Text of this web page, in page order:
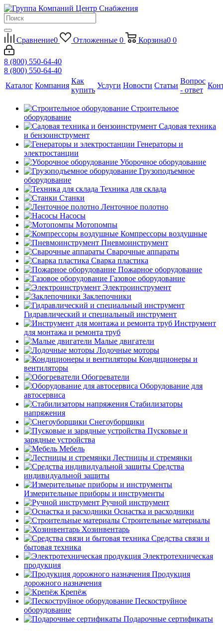
Сравнение0 Отложенные 0 Корзина0 0
8 (800) 550-64-40
8 (800) 550-64-40
Каталог Компания
Как
купить
Услуги Новости Статьи
Вопрос
- ответ
Строительное
оборудование
Садовая техника
и бензоинструмент
Генераторы и
электростанции
Уборочное оборудование
Грузоподъемное
оборудование
Техника для склада
Станки
Ленточное полотно
Насосы
Мотопомпы
Компрессоры воздушные
Пневмоинструмент
Сварочные аппараты
Сварка пластика
Пожарное оборудование
Газовое оборудование
Электроинструмент
Заклепочники
Гидравлический и специальный инструмент
Инструмент
для монтажа и ремонта труб
Малые двигатели
Лодочные моторы
Кондиционеры и
вентиляторы
Обогреватели
Оборудование для
автосервиса
Стабилизаторы
напряжения
Снегоуборщики
Пусковые и
зарядные устройства
Мебель
Лестницы и стремянки
Средства
индивидуальной защиты
Измерительные приборы и инструменты
Ручной инструмент
Оснастка и расходники
Строительные материалы
Хозинвентарь
Средства связи и
бытовая техника
Электротехническая
продукция
Продукция
дорожного назначения
Крепёж
Пескоструйное
оборудование
Подарочные сертификаты